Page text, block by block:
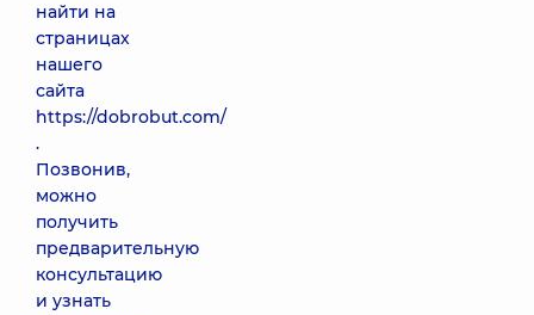
найти на
страницах
нашего
сайта
https://dobrobut.com/
.
Позвонив,
можно
получить
предварительную
консультацию
и узнать